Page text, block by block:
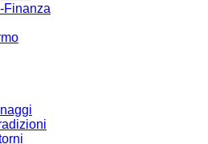
Finanza